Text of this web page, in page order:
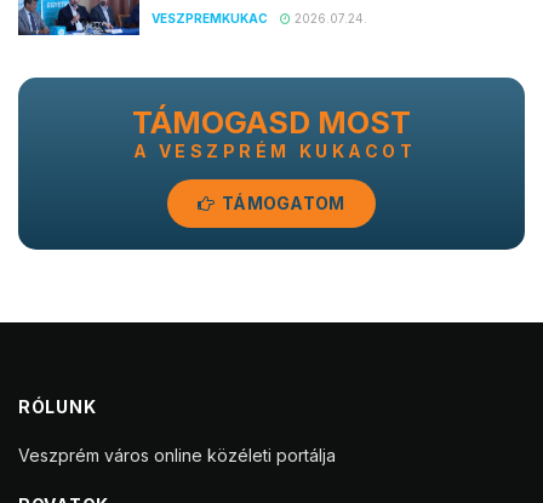
VESZPREMKUKAC 2026.07.24.
TÁMOGASD MOST
A VESZPRÉM KUKACOT
TÁMOGATOM
RÓLUNK
Veszprém város online közéleti portálja